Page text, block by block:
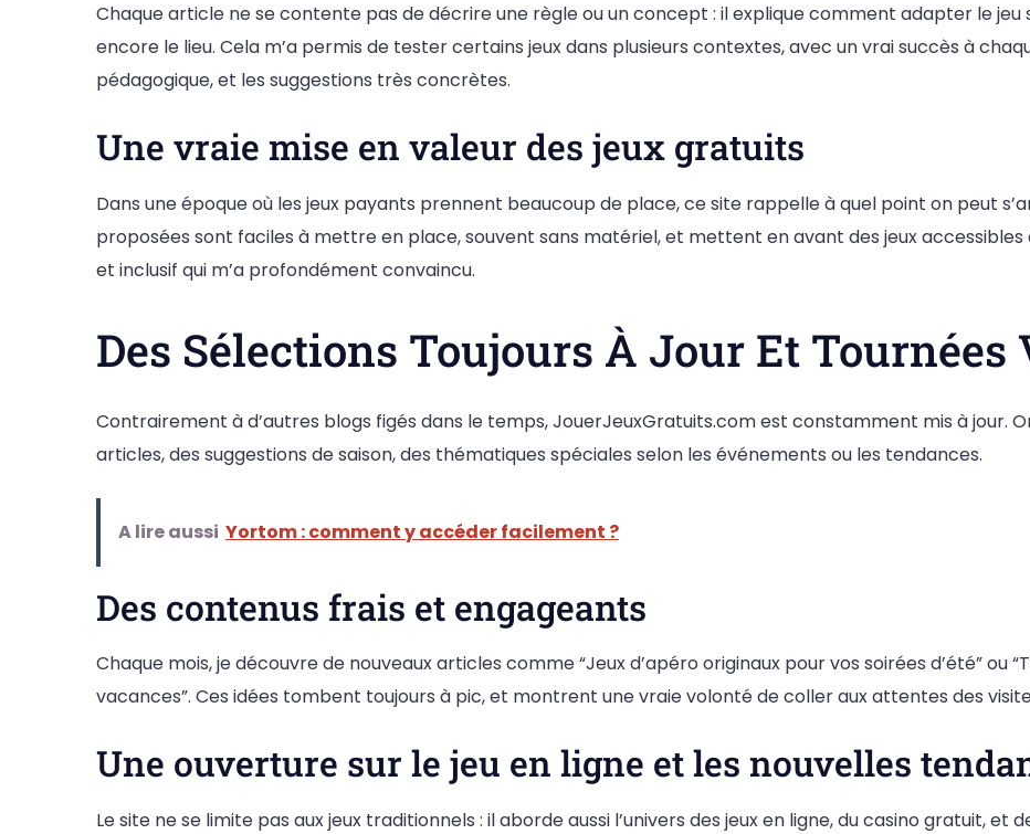
Chaque article ne se contente pas de décrire une règle ou un concept : il explique comment adapter le jeu
encore le lieu. Cela m’a permis de tester certains jeux dans plusieurs contextes, avec un vrai succès à
pédagogique, et les suggestions très concrètes.
Une vraie mise en valeur des jeux gratuits
Dans une époque où les jeux payants prennent beaucoup de place, ce site rappelle à quel point on peut
proposées sont faciles à mettre en place, souvent sans matériel, et mettent en avant des jeux accessibles
et inclusif qui m’a profondément convaincu.
Des Sélections Toujours À Jour Et Tournées
Contrairement à d’autres blogs figés dans le temps, JouerJeuxGratuits.com est constamment mis à jour.
articles, des suggestions de saison, des thématiques spéciales selon les événements ou les tendances.
A lire aussi Yortom : comment y accéder facilement ?
Des contenus frais et engageants
Chaque mois, je découvre de nouveaux articles comme “Jeux d’apéro originaux pour vos soirées d’été” ou
vacances”. Ces idées tombent toujours à pic, et montrent une vraie volonté de coller aux attentes des
Une ouverture sur le jeu en ligne et les nouvelles
Le site ne se limite pas aux jeux traditionnels : il aborde aussi l’univers des jeux en ligne, du casino gratuit, et